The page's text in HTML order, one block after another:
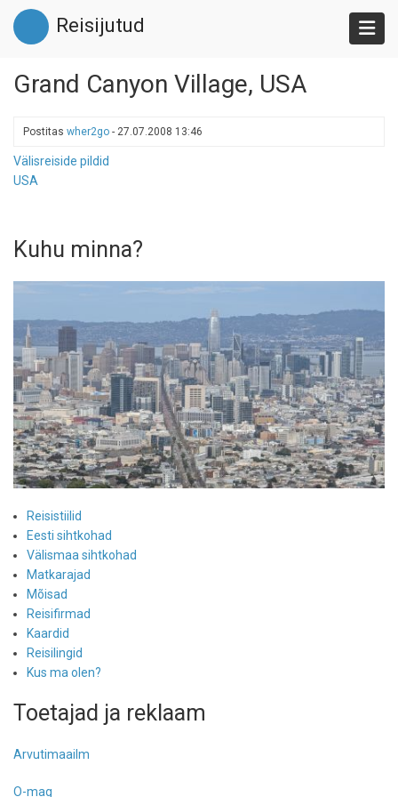
Liigu
edasi
põhisisu
Reisijutud
Grand Canyon Village, USA
Postitas wher2go - 27.07.2008 13:46
Välisreiside pildid
USA
Kuhu minna?
Reisistiilid
Eesti sihtkohad
Välismaa sihtkohad
Matkarajad
Mõisad
Reisifirmad
Kaardid
Reisilingid
Kus ma olen?
Toetajad ja reklaam
Arvutimaailm
O-mag